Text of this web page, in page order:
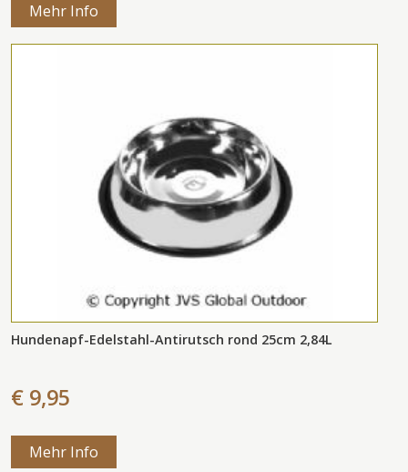
Mehr Info
Hundenapf-Edelstahl-Antirutsch rond 25cm 2,84L
€ 9,95
Mehr Info